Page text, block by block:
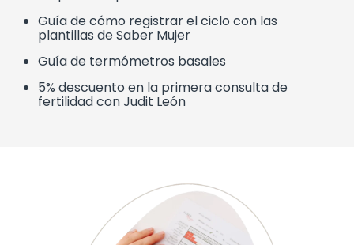
Guía de cómo registrar el ciclo con las
plantillas de Saber Mujer
Guía de termómetros basales
5% descuento en la primera consulta de
fertilidad con Judit León